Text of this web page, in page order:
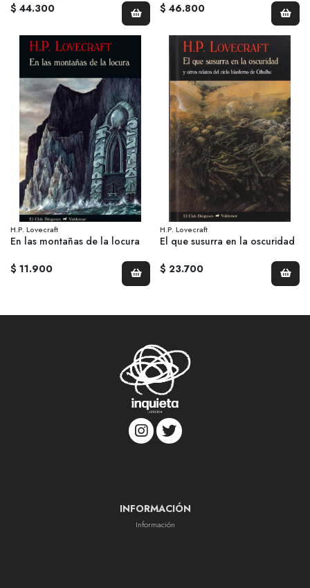
$ 44.300
$ 46.800
H.P. Lovecraft
En las montañas de la locura
$ 11.900
H.P. Lovecraft
El que susurra en la oscuridad
$ 23.700
INFORMACIÓN
Información